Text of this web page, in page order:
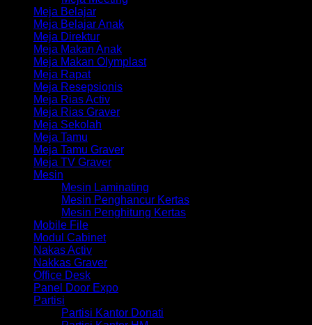
Meja Belajar
Meja Belajar Anak
Meja Direktur
Meja Makan Anak
Meja Makan Olymplast
Meja Rapat
Meja Resepsionis
Meja Rias Activ
Meja Rias Graver
Meja Sekolah
Meja Tamu
Meja Tamu Graver
Meja TV Graver
Mesin
Mesin Laminating
Mesin Penghancur Kertas
Mesin Penghitung Kertas
Mobile File
Modul Cabinet
Nakas Activ
Nakkas Graver
Office Desk
Panel Door Expo
Partisi
Partisi Kantor Donati